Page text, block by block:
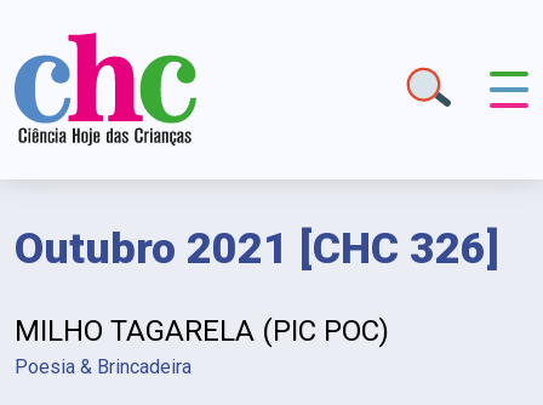
Outubro 2021 [CHC 326]
MILHO TAGARELA (PIC POC)
Poesia & Brincadeira